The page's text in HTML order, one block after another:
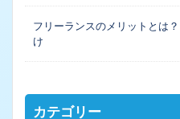
フリーランスのメリットとは
け
カテゴリー